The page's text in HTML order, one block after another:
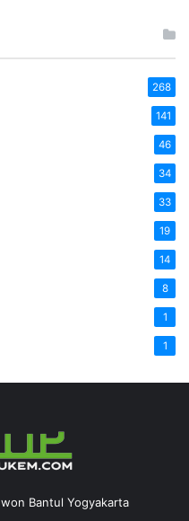
268
141
46
34
33
19
14
8
1
1
Bantul Yogyakarta